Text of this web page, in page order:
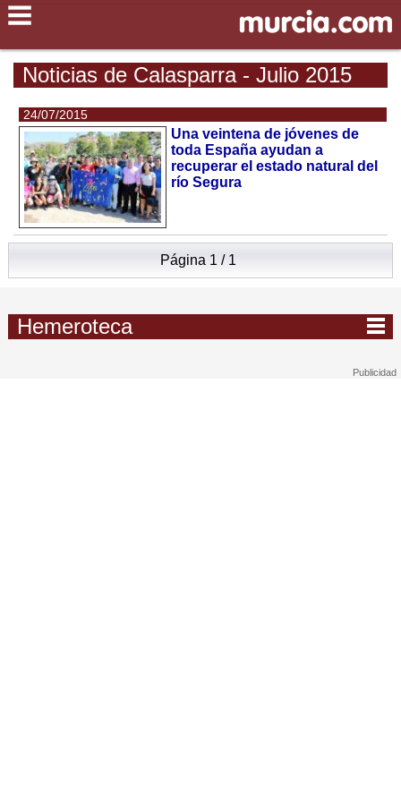
Noticias de Calasparra - Julio 2015
24/07/2015
Una veintena de jóvenes de
toda España ayudan a
recuperar el estado natural del
río Segura
Página 1 / 1
Hemeroteca